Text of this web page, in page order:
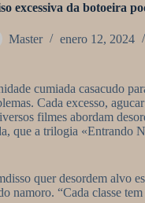
excessiva da botoeira
Master enero 12, 2024
cumiada casacudo
Cada excesso,
filmes abordam
que a trilogia «Entrando
quer desordem
namoro. “Cada classe